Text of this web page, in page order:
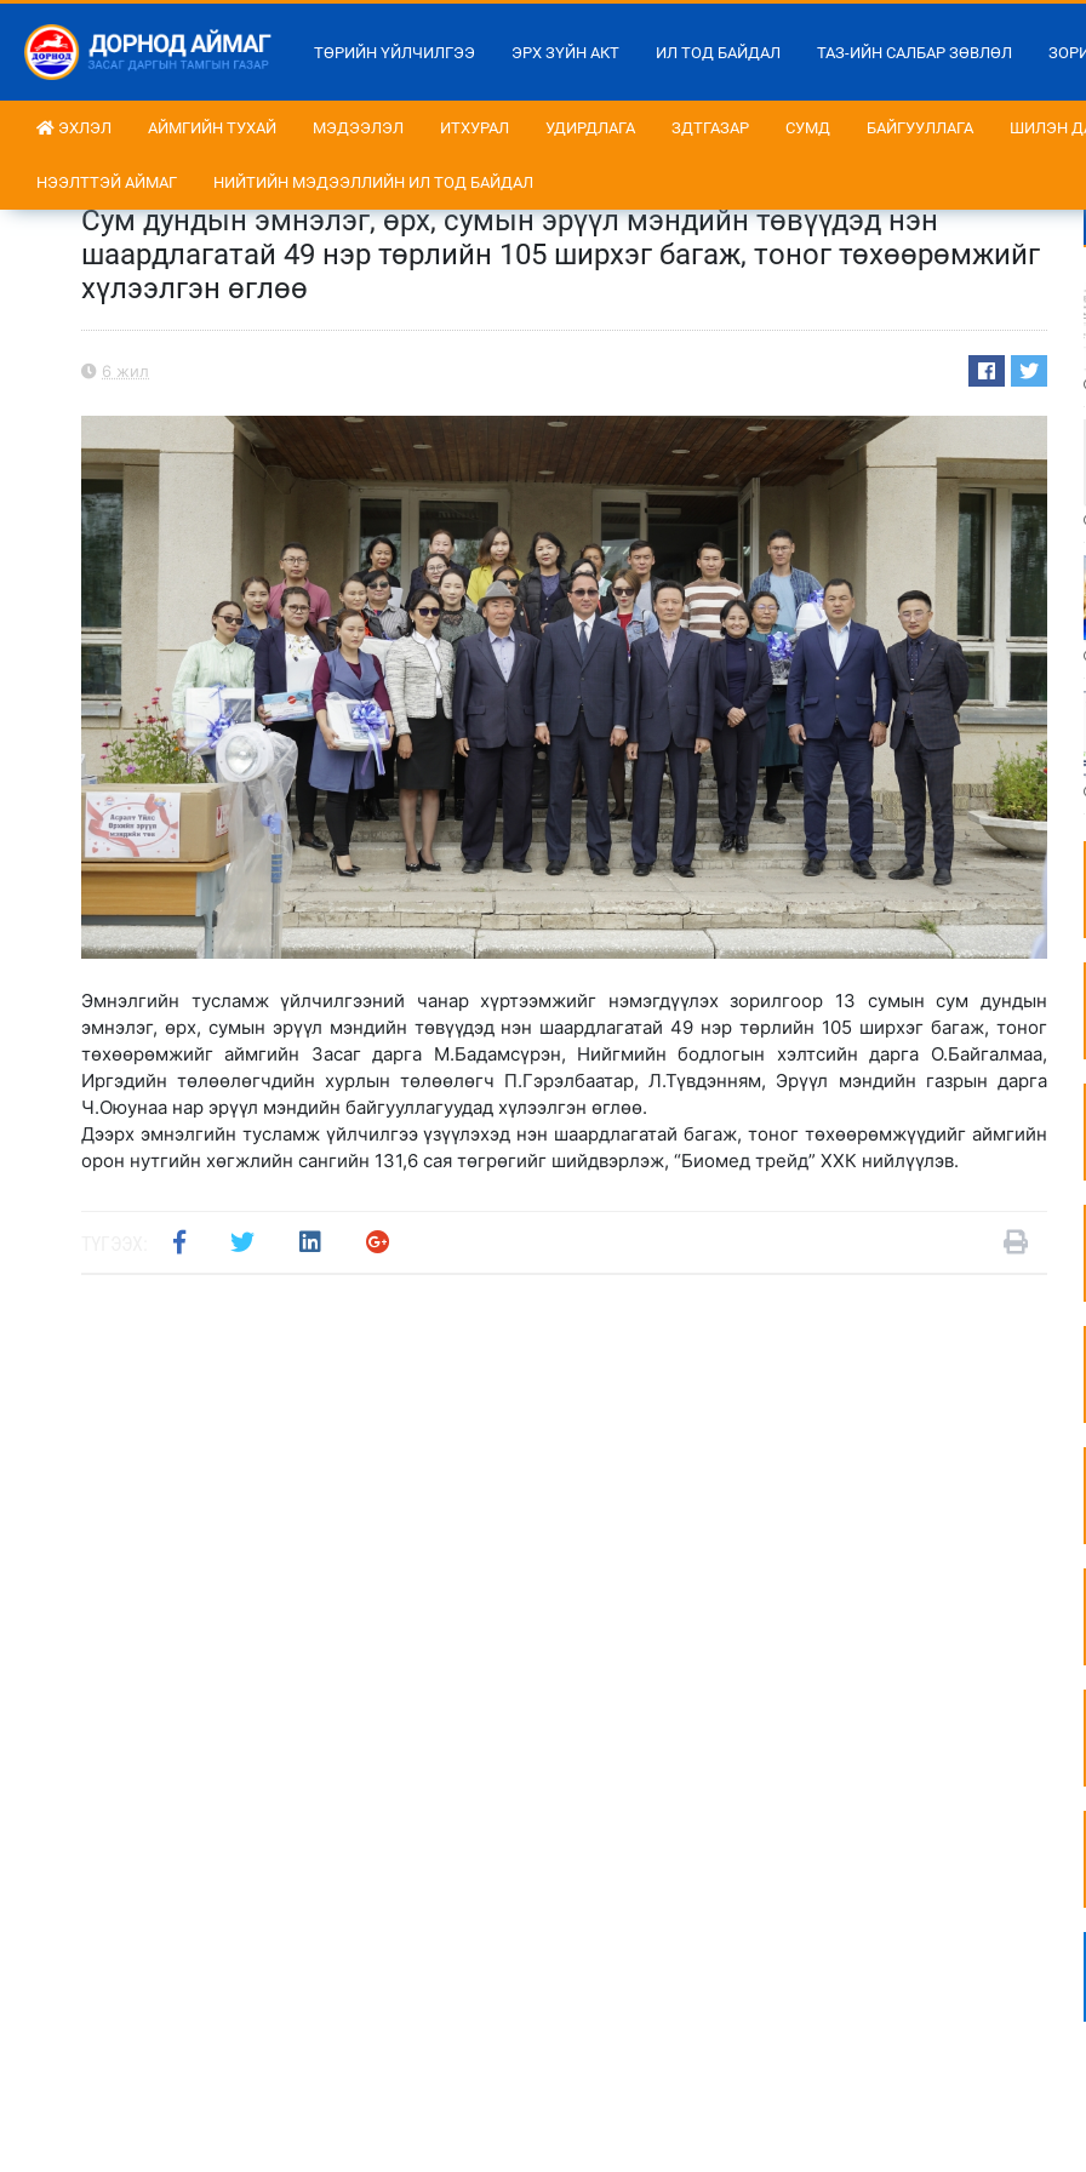
ТӨРИЙН ҮЙЛЧИЛГЭЭ ЭРХ ЗҮЙН АКТ ИЛ ТОД БАЙДАЛ ТАЗ-ИЙН САЛБАР ЗӨВЛӨЛ
ЭХЛЭЛ АЙМГИЙН ТУХАЙ МЭДЭЭЛЭЛ ИТХУРАЛ УДИРДЛАГА ЗДТГАЗАР СУМД БАЙГУУЛЛАГА ШИЛЭН
НЭЭЛТТЭЙ АЙМАГ НИЙТИЙН МЭДЭЭЛЛИЙН ИЛ ТОД БАЙДАЛ
Сум дундын эмнэлэг, өрх, сумын эрүүл мэндийн төвүүдэд нэн
шаардлагатай 49 нэр төрлийн 105 ширхэг багаж, тоног төхөөрөмжийг
хүлээлгэн өглөө
6 жил
Эмнэлгийн тусламж үйлчилгээний чанар хүртээмжийг нэмэгдүүлэх зорилгоор 13 сумын сум дундын
эмнэлэг, өрх, сумын эрүүл мэндийн төвүүдэд нэн шаардлагатай 49 нэр төрлийн 105 ширхэг багаж, тоног
төхөөрөмжийг аймгийн Засаг дарга М.Бадамсүрэн, Нийгмийн бодлогын хэлтсийн дарга О.Байгалмаа,
Иргэдийн төлөөлөгчдийн хурлын төлөөлөгч П.Гэрэлбаатар, Л.Түвдэнням, Эрүүл мэндийн газрын дарга
Ч.Оюунаа нар эрүүл мэндийн байгууллагуудад хүлээлгэн өглөө.
Дээрх эмнэлгийн тусламж үйлчилгээ үзүүлэхэд нэн шаардлагатай багаж, тоног төхөөрөмжүүдийг аймгийн
орон нутгийн хөгжлийн сангийн 131,6 сая төгрөгийг шийдвэрлэж, “Биомед трейд” ХХК нийлүүлэв.